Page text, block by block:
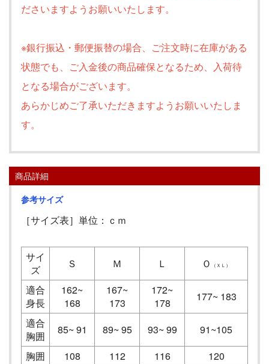
ださいますようお願いいたします。
※銀行振込・郵便振替の場合、ご注文時に在庫がある
状態でも、ご入金後の商品確保となるため、入荷待
となる場合がございます。
あらかじめご了承いただきますようお願いいたしま
す。
商品詳細
参考サイズ
［サイズ表］単位：ｃｍ
サイ
ズ
Ｓ Ｍ Ｌ Ｏ （ＸＬ）
適合
身長
162~
168
167~
173
172~
178
177~ 183
適合
胸囲
85~ 91 89~ 95 93~ 99
91~105
胸囲
108 112 116
120